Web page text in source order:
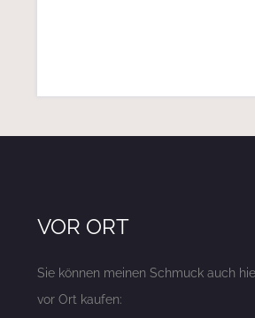
VOR ORT
Sie können meinen Schmuck auch
vor Ort kaufen: